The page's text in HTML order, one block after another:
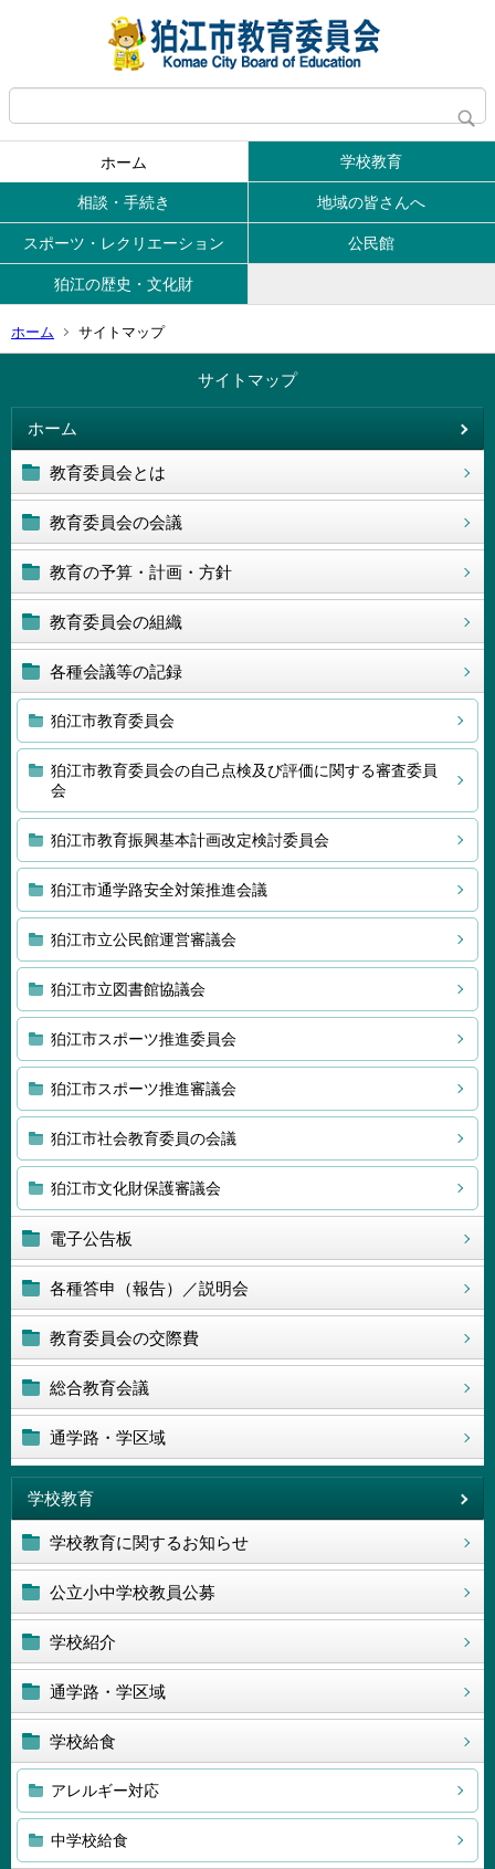
ホーム 学校教育
相談・手続き 地域の皆さんへ
スポーツ・レクリエーション 公民館
狛江の歴史・文化財
ホーム サイトマップ
サイトマップ
ホーム
教育委員会とは
教育委員会の会議
教育の予算・計画・方針
教育委員会の組織
各種会議等の記録
狛江市教育委員会
狛江市教育委員会の自己点検及び評価に関する審査委員
会
狛江市教育振興基本計画改定検討委員会
狛江市通学路安全対策推進会議
狛江市立公民館運営審議会
狛江市立図書館協議会
狛江市スポーツ推進委員会
狛江市スポーツ推進審議会
狛江市社会教育委員の会議
狛江市文化財保護審議会
電子公告板
各種答申（報告）／説明会
教育委員会の交際費
総合教育会議
通学路・学区域
学校教育
学校教育に関するお知らせ
公立小中学校教員公募
学校紹介
通学路・学区域
学校給食
アレルギー対応
中学校給食